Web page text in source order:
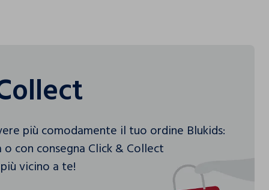
più comodamente il tuo ordine Blukids:
con consegna Click & Collect
vicino a te!